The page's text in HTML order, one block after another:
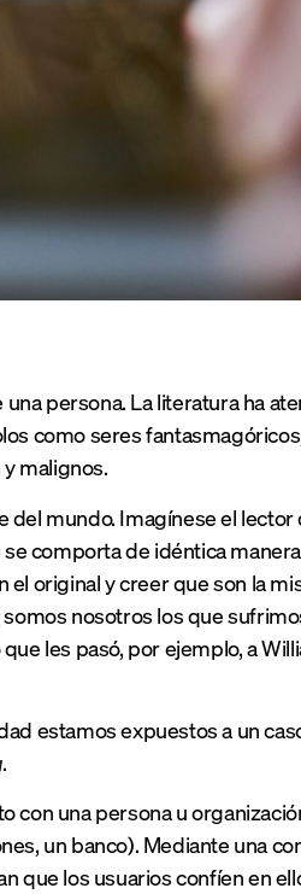
persona. La literatura ha
como seres
malignos.
del mundo. Imagínese el lector
comporta de idéntica
original y creer que son la
nosotros los que
les pasó, por ejemplo, a
estamos expuestos a un
.
con una persona u
un banco). Mediante una
que los usuarios confíen en